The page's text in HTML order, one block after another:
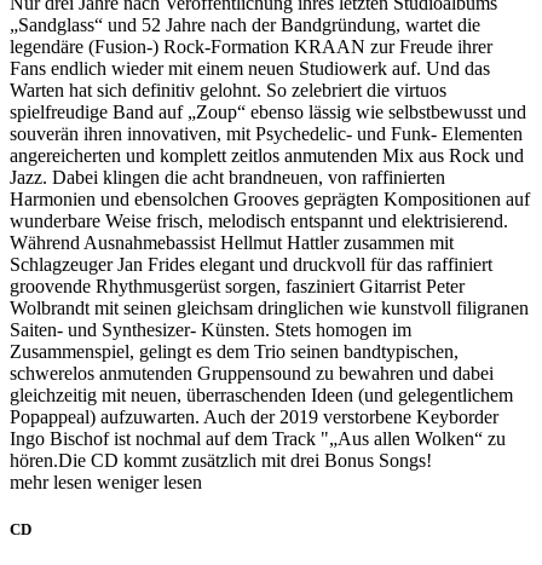
„Sandglass“ und 52 Jahre nach der Bandgründung, wartet die
legendäre (Fusion-) Rock-Formation KRAAN zur Freude ihrer
Fans endlich wieder mit einem neuen Studiowerk auf. Und das
Warten hat sich definitiv gelohnt. So zelebriert die virtuos
spielfreudige Band auf „Zoup“ ebenso lässig wie selbstbewusst und
souverän ihren innovativen, mit Psychedelic- und Funk- Elementen
angereicherten und komplett zeitlos anmutenden Mix aus Rock und
Jazz. Dabei klingen die acht brandneuen, von raffinierten
Harmonien und ebensolchen Grooves geprägten Kompositionen auf
wunderbare Weise frisch, melodisch entspannt und elektrisierend.
Während Ausnahmebassist Hellmut Hattler zusammen mit
Schlagzeuger Jan Frides elegant und druckvoll für das raffiniert
groovende Rhythmusgerüst sorgen, fasziniert Gitarrist Peter
Wolbrandt mit seinen gleichsam dringlichen wie kunstvoll filigranen
Saiten- und Synthesizer- Künsten. Stets homogen im
Zusammenspiel, gelingt es dem Trio seinen bandtypischen,
schwerelos anmutenden Gruppensound zu bewahren und dabei
gleichzeitig mit neuen, überraschenden Ideen (und gelegentlichem
Popappeal) aufzuwarten. Auch der 2019 verstorbene Keyborder
Ingo Bischof ist nochmal auf dem Track "„Aus allen Wolken“ zu
hören.Die CD kommt zusätzlich mit drei Bonus Songs!
mehr lesen weniger lesen
CD